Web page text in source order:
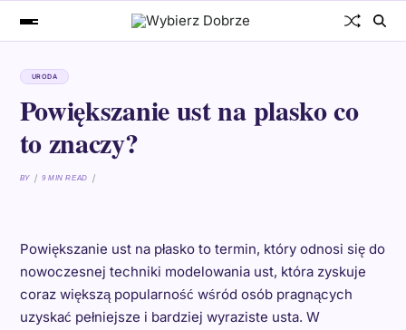
URODA
Powiększanie ust na plasko co
to znaczy?
BY 9 MIN READ
Powiększanie ust na płasko to termin, który odnosi się do
nowoczesnej techniki modelowania ust, która zyskuje
coraz większą popularność wśród osób pragnących
uzyskać pełniejsze i bardziej wyraziste usta. W